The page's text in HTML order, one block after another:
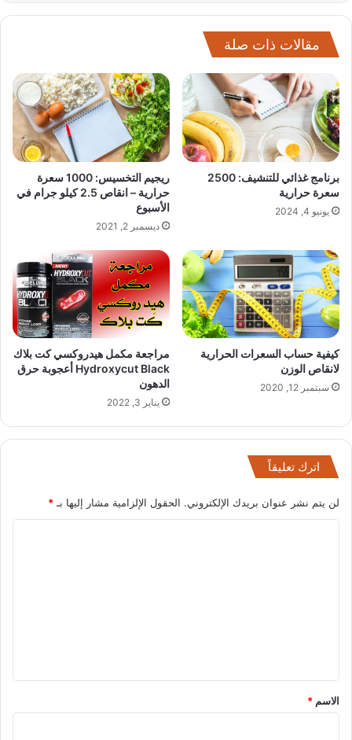
مقالات ذات صلة
برنامج غذائي للتنشيف: 2500
سعرة حرارية
يونيو 4, 2024
ريجيم التخسيس: 1000 سعرة
حرارية – انقاص 2.5 كيلو جرام في
الأسبوع
ديسمبر 2, 2021
كيفية حساب السعرات الحرارية
لانقاص الوزن
سبتمبر 12, 2020
مراجعة مكمل هيدروكسي كت بلاك
Hydroxycut Black أعجوبة حرق
الدهون
يناير 3, 2022
اترك تعليقاً
لن يتم نشر عنوان بريدك الإلكتروني. الحقول الإلزامية مشار إليها بـ*
*
الاسم *